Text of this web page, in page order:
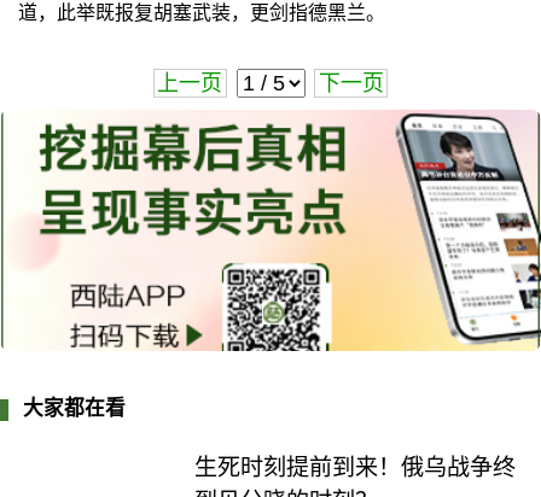
道，此举既报复胡塞武装，更剑指德黑兰。
上一页 下一页
大家都在看
生死时刻提前到来！俄乌战争终